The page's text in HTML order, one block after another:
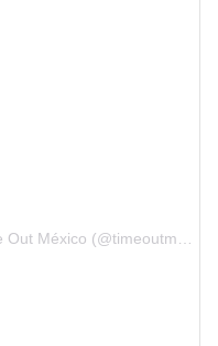
Una publicación compartida por Time Out México (@timeoutmexico)